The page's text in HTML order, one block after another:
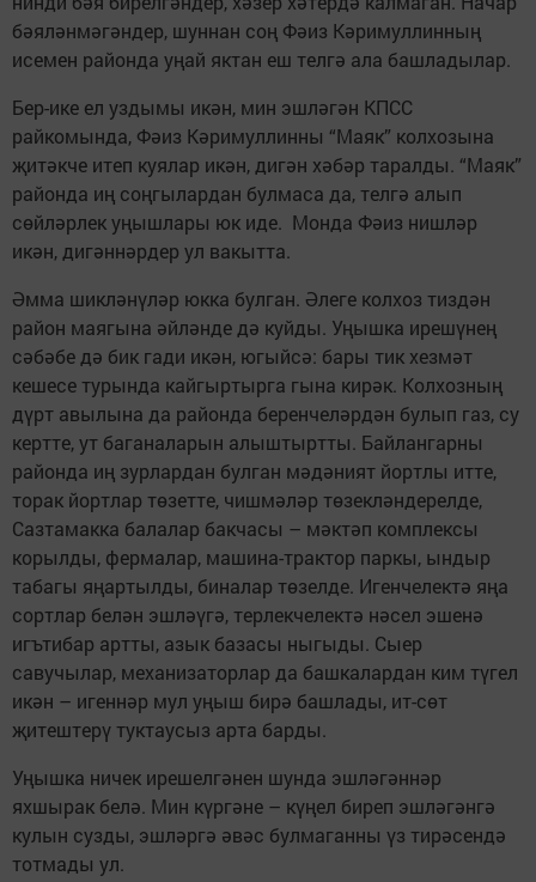
бәяләнмәгәндер, шуннан соң Фәиз Кәримуллинның
исемен районда уңай яктан еш телгә ала башладылар.
Бер-ике ел уздымы икән, мин эшләгән КПСС
райкомында, Фәиз Кәримуллинны “Маяк” колхозына
җитәкче итеп куялар икән, дигән хәбәр таралды. “Маяк”
районда иң соңгылардан булмаса да, телгә алып
сөйләрлек уңышлары юк иде. Монда Фәиз нишләр
икән, дигәннәрдер ул вакытта.
Әмма шикләнүләр юкка булган. Әлеге колхоз тиздән
район маягына әйләнде дә куйды. Уңышка ирешүнең
сәбәбе дә бик гади икән, югыйсә: бары тик хезмәт
кешесе турында кайгыртырга гына кирәк. Колхозның
дүрт авылына да районда беренчеләрдән булып газ, су
кертте, ут баганаларын алыштыртты. Байлангарны
районда иң зурлардан булган мәдәният йортлы итте,
торак йортлар төзетте, чишмәләр төзекләндерелде,
Сазтамакка балалар бакчасы – мәктәп комплексы
корылды, фермалар, машина-трактор паркы, ындыр
табагы яңартылды, биналар төзелде. Игенчелектә яңа
сортлар белән эшләүгә, терлекчелектә нәсел эшенә
игътибар артты, азык базасы ныгыды. Сыер
савучылар, механизаторлар да башкалардан ким түгел
икән – игеннәр мул уңыш бирә башлады, ит-сөт
җитештерү туктаусыз арта барды.
Уңышка ничек ирешелгәнен шунда эшләгәннәр
яхшырак белә. Мин күргәне – күңел биреп эшләгәнгә
кулын сузды, эшләргә әвәс булмаганны үз тирәсендә
тотмады ул.